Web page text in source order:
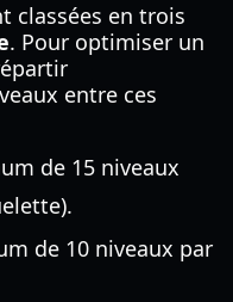
classées en trois
. Pour optimiser un
entre ces
de 15 niveaux
de 10 niveaux par